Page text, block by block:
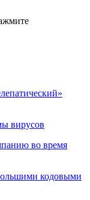
вирусов
во время
кодовыми